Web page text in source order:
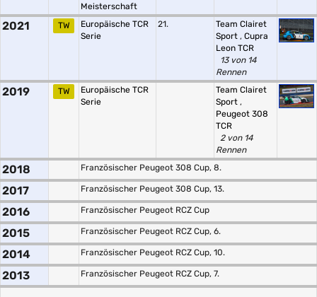
Meisterschaft
2021 TW
Europäische TCR
Serie
21.
Team Clairet
Sport , Cupra
Leon TCR
13 von 14
Rennen
2019 TW
Europäische TCR
Serie
Team Clairet
Sport ,
Peugeot 308
TCR
2 von 14
Rennen
2018 Französischer Peugeot 308 Cup, 8.
2017 Französischer Peugeot 308 Cup, 13.
2016 Französischer Peugeot RCZ Cup
2015 Französischer Peugeot RCZ Cup, 6.
2014 Französischer Peugeot RCZ Cup, 10.
2013 Französischer Peugeot RCZ Cup, 7.